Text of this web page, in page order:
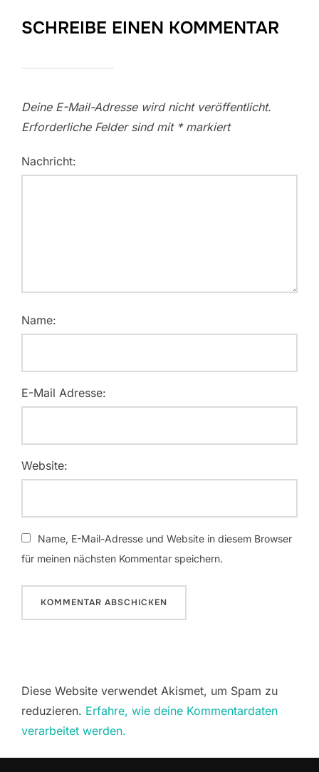
SCHREIBE EINEN KOMMENTAR
Deine E-Mail-Adresse wird nicht veröffentlicht.
Erforderliche Felder sind mit *markiert
Nachricht:
Name:
E-Mail Adresse:
Website:
Name, E-Mail-Adresse und Website in diesem Browser
für meinen nächsten Kommentar speichern.
Diese Website verwendet Akismet, um Spam zu
reduzieren. Erfahre, wie deine Kommentardaten
verarbeitet werden.